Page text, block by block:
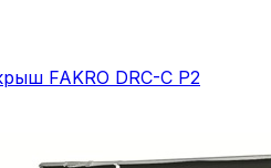
FAKRO DRC-C P2